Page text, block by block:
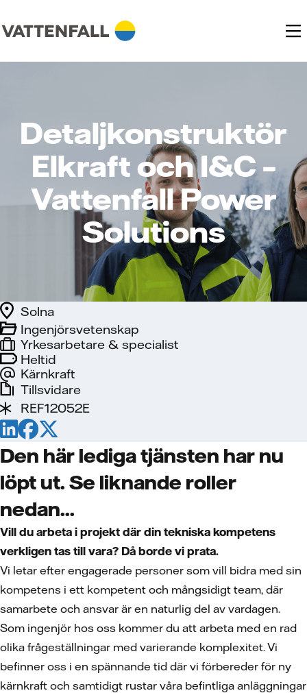
Detaljkonstruktör
Elkraft och I&C –
Vattenfall Power
Solutions
Heltid
Kärnkraft
Ingenjörsvetenskap
Solna
Yrkesarbetare & specialist
Tillsvidare
REF12052E
Den här lediga tjänsten har nu
löpt ut. Se liknande roller
nedan...
Vill du arbeta i projekt där din tekniska kompetens
verkligen tas till vara? Då borde vi prata.
Vi letar efter engagerade personer som vill bidra med sin
kompetens i ett kompetent och mångsidigt team, där
samarbete och ansvar är en naturlig del av vardagen.
Som ingenjör hos oss kommer du att arbeta med en rad
olika frågeställningar med varierande komplexitet. Vi
befinner oss i en spännande tid där vi förbereder för ny
kärnkraft och samtidigt rustar våra befintliga anläggningar